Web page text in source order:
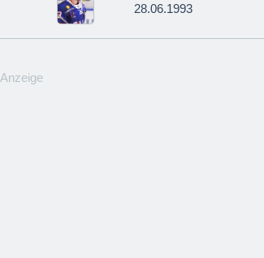
28.06.1993
Anzeige